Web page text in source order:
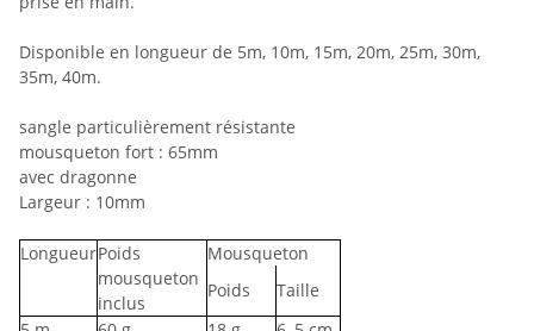
Disponible en longueur de 5m, 10m, 15m, 20m, 25m, 30m,
35m, 40m.
sangle particulièrement résistante
mousqueton fort : 65mm
avec dragonne
Largeur : 10mm
LongueurPoids
Mousqueton
mousqueton
inclus
Poids
Taille